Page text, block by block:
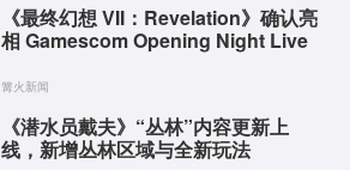
《最终幻想 VII：Revelation》确认亮
相 Gamescom Opening Night Live
篝火新闻
《潜水员戴夫》“丛林”内容更新上
线，新增丛林区域与全新玩法